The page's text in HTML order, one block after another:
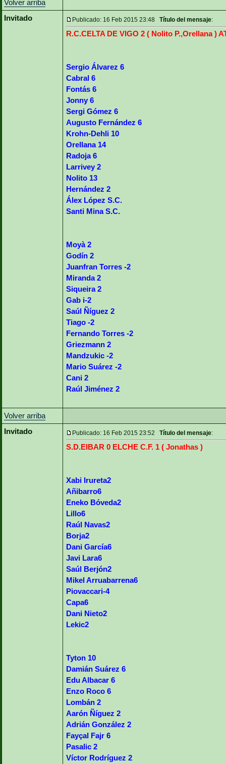
Volver arriba
Invitado
Publicado: 16 Feb 2015 23:48 Título del mensaje:
R.C.CELTA DE VIGO 2 ( Nolito P.,Orellana )
Sergio Álvarez 6
Cabral 6
Fontás 6
Jonny 6
Sergi Gómez 6
Augusto Fernández 6
Krohn-Dehli 10
Orellana 14
Radoja 6
Larrivey 2
Nolito 13
Hernández 2
Álex López S.C.
Santi Mina S.C.
Moyà 2
Godín 2
Juanfran Torres -2
Miranda 2
Siqueira 2
Gab i-2
Saúl Ñíguez 2
Tiago -2
Fernando Torres -2
Griezmann 2
Mandzukic -2
Mario Suárez -2
Cani 2
Raúl Jiménez 2
Volver arriba
Invitado
Publicado: 16 Feb 2015 23:52 Título del mensaje:
S.D.EIBAR 0 ELCHE C.F. 1 ( Jonathas )
Xabi Irureta2
Añibarro6
Eneko Bóveda2
Lillo6
Raúl Navas2
Borja2
Dani García6
Javi Lara6
Saúl Berjón2
Mikel Arruabarrena6
Piovaccari-4
Capa6
Dani Nieto2
Lekic2
Tyton 10
Damián Suárez 6
Edu Albacar 6
Enzo Roco 6
Lombán 2
Aarón Ñíguez 2
Adrián González 2
Fayçal Fajr 6
Pasalic 2
Víctor Rodríguez 2